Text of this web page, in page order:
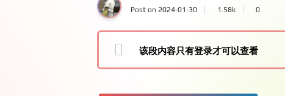
Post on 2024-01-30 1.58k 0
该段内容只有登录才可以查看